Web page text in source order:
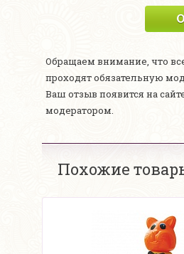
Обращаем внимание, что
проходят обязательную
Ваш отзыв появится на
модератором.
Похожие